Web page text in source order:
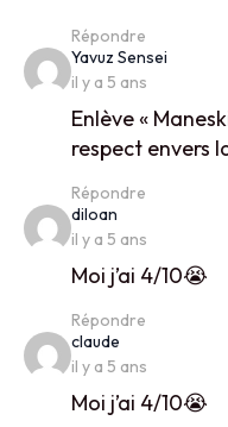
Répondre
Yavuz Sensei
il y a 5 ans
Enlève «
respect envers
Répondre
diloan
il y a 5 ans
Moi j’ai 4/10😭
Répondre
claude
il y a 5 ans
Moi j’ai 4/10😭